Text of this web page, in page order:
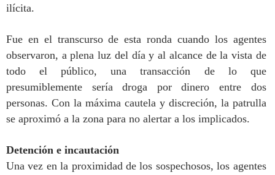
ilícita.
Fue en el transcurso de esta ronda cuando los agentes
observaron, a plena luz del día y al alcance de la vista de
todo el público, una transacción de lo que
presumiblemente sería droga por dinero entre dos
personas. Con la máxima cautela y discreción, la patrulla
se aproximó a la zona para no alertar a los implicados.
Detención e incautación
Una vez en la proximidad de los sospechosos, los agentes